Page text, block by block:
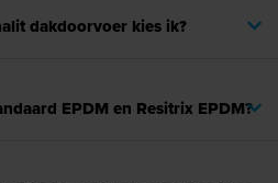
dakdoorvoer kies ik?
EPDM en Resitrix EPDM?